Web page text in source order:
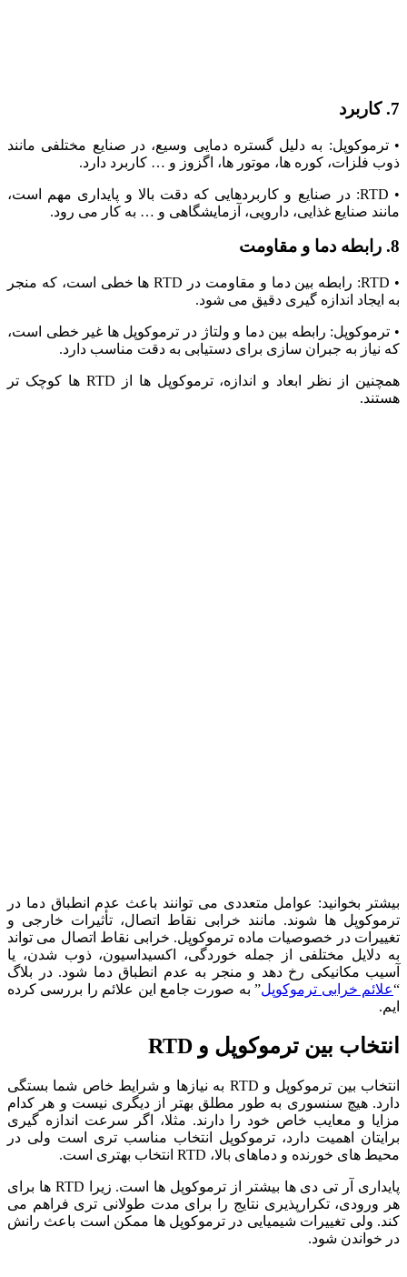
7. کاربرد
• ترموکوپل: به دلیل گستره دمایی وسیع، در صنایع مختلفی مانند
ذوب فلزات، کوره‌ ها، موتور ها، اگزوز و … کاربرد دارد.
• RTD: در صنایع و کاربردهایی که دقت بالا و پایداری مهم است،
مانند صنایع غذایی، دارویی، آزمایشگاهی و … به کار می ‌رود.
8. رابطه دما و مقاومت
• RTD: رابطه بین دما و مقاومت در RTD ها خطی است، که منجر
به ایجاد اندازه گیری دقیق می شود.
• ترموکوپل: رابطه بین دما و ولتاژ در ترموکوپل ها غیر خطی است،
که نیاز به جبران سازی برای دستیابی به دقت مناسب دارد.
همچنین از نظر ابعاد و اندازه، ترموکوپل ها از RTD ها کوچک تر
هستند.
بیشتر بخوانید: عوامل متعددی می ‌توانند باعث عدم انطباق دما در
ترموکوپل‌ ها شوند. مانند خرابی نقاط اتصال، تأثیرات خارجی و
تغییرات در خصوصیات ماده ترموکوپل. خرابی نقاط اتصال می‌ تواند
به دلایل مختلفی از جمله خوردگی، اکسیداسیون، ذوب شدن، یا
آسیب مکانیکی رخ دهد و منجر به عدم انطباق دما شود. در بلاگ
“علائم خرابی ترموکوپل” به صورت جامع این علائم را بررسی کرده
ایم.
انتخاب بین ترموکوپل و RTD
انتخاب بین ترموکوپل و RTD به نیازها و شرایط خاص شما بستگی
دارد. هیچ سنسوری به طور مطلق بهتر از دیگری نیست و هر کدام
مزایا و معایب خاص خود را دارند. مثلا، اگر سرعت اندازه‌ گیری
برایتان اهمیت دارد، ترموکوپل انتخاب مناسب ‌تری است ولی در
محیط ‌های خورنده و دماهای بالا، RTD انتخاب بهتری است.
پایداری آر تی دی ها بیشتر از ترموکوپل ها است. زیرا RTD ها برای
هر ورودی، تکرارپذیری نتایج را برای مدت طولانی تری فراهم می
کند. ولی تغییرات شیمیایی در ترموکوپل ها ممکن است باعث رانش
در خواندن شود.